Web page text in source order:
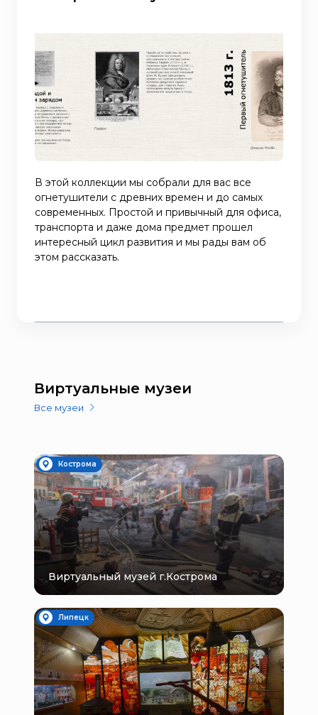
В этой коллекции мы собрали для вас все
огнетушители с древних времен и до самых
современных. Простой и привычный для офиса,
транспорта и даже дома предмет прошел
интересный цикл развития и мы рады вам об
этом рассказать.
Виртуальные музеи
Все музеи
Кострома
Виртуальный музей г.Кострома
Липецк